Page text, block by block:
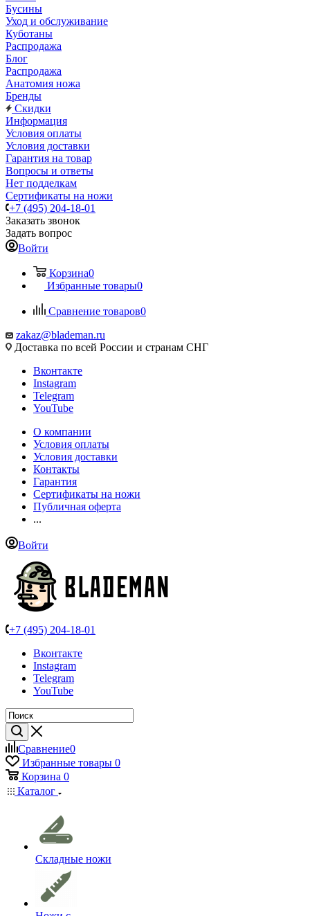
Бусины
Уход и обслуживание
Куботаны
Распродажа
Блог
Распродажа
Анатомия ножа
Бренды
Скидки
Информация
Условия оплаты
Условия доставки
Гарантия на товар
Вопросы и ответы
Нет подделкам
Сертификаты на ножи
+7 (495) 204-18-01
Заказать звонок
Задать вопрос
Войти
Корзина0
Избранные товары0
Сравнение товаров0
zakaz@blademan.ru
Доставка по всей России и странам СНГ
Вконтакте
Instagram
Telegram
YouTube
О компании
Условия оплаты
Условия доставки
Контакты
Гарантия
Сертификаты на ножи
Публичная оферта
...
Войти
+7 (495) 204-18-01
Вконтакте
Instagram
Telegram
YouTube
Сравнение0
Избранные товары 0
Корзина 0
Каталог
Складные ножи